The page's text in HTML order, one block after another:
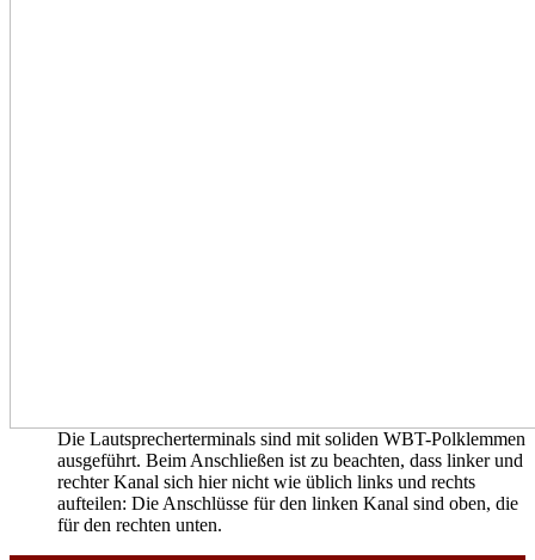
Die Lautsprecherterminals sind mit soliden WBT-Polklemmen
ausgeführt. Beim Anschließen ist zu beachten, dass linker und
rechter Kanal sich hier nicht wie üblich links und rechts
aufteilen: Die Anschlüsse für den linken Kanal sind oben, die
für den rechten unten.